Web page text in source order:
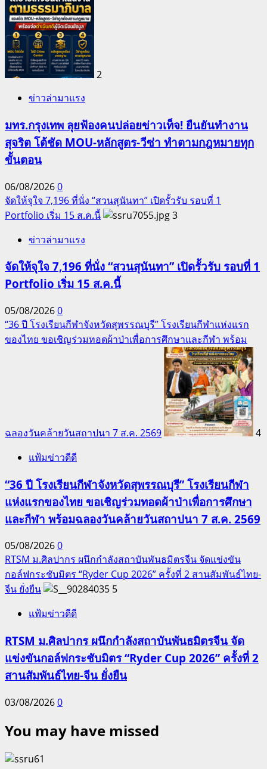
2
ข่าวล่ามาแรง
มทร.กรุงเทพ ลุยฟ้องคนปล่อยข่าวเท็จ! ยืนยันทำงาน
สุจริต โต้ชัด MOU-หลักสูตร-วีซ่า ทำตามกฎหมายทุก
ขั้นตอน
06/08/20260
จัดให้จุใจ 7,196 ที่นั่ง “สวนสุนันทา” เปิดรั้วรับ รอบที่ 1
Portfolio เริ่ม 15 ส.ค.นี้
3
ข่าวล่ามาแรง
จัดให้จุใจ 7,196 ที่นั่ง “สวนสุนันทา” เปิดรั้วรับ รอบที่ 1
Portfolio เริ่ม 15 ส.ค.นี้
05/08/20260
“36 ปี โรงเรียนกีฬาจังหวัดสุพรรณบุรี” โรงเรียนกีฬาแห่งแรก
ของไทย ขอเชิญร่วมทอดผ้าป่าเพื่อการศึกษาและกีฬา พร้อม
ฉลองวันคล้ายวันสถาปนา 7 ส.ค. 2569
4
แฟ้มข่าวดีดี
“36 ปี โรงเรียนกีฬาจังหวัดสุพรรณบุรี” โรงเรียนกีฬา
แห่งแรกของไทย ขอเชิญร่วมทอดผ้าป่าเพื่อการศึกษา
และกีฬา พร้อมฉลองวันคล้ายวันสถาปนา 7 ส.ค. 2569
05/08/20260
RTSM ม.ศิลปากร ผนึกกำลังสถาบันพันธมิตรจีน จัดแข่งขัน
กอล์ฟกระชับมิตร “Ryder Cup 2026” ครั้งที่ 2 สานสัมพันธ์ไทย-
จีน ยั่งยืน
5
แฟ้มข่าวดีดี
RTSM ม.ศิลปากร ผนึกกำลังสถาบันพันธมิตรจีน จัด
แข่งขันกอล์ฟกระชับมิตร “Ryder Cup 2026” ครั้งที่ 2
สานสัมพันธ์ไทย-จีน ยั่งยืน
03/08/20260
You may have missed